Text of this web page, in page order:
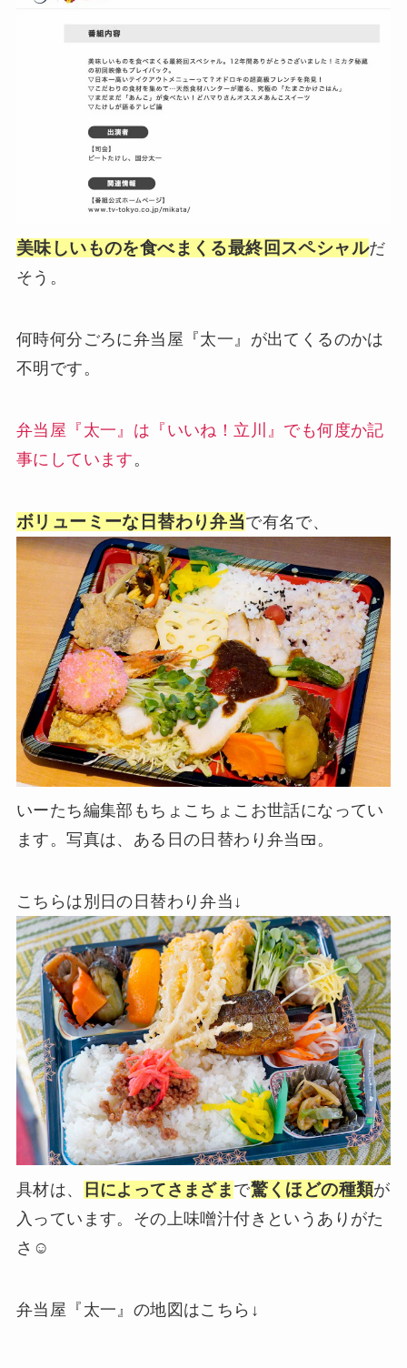
美味しいものを食べまくる最終回スペシャルだ
そう。
何時何分ごろに弁当屋『太一』が出てくるのかは
不明です。
弁当屋『太一』は『いいね！立川』でも何度か記
事にしています 。
ボリューミーな日替わり弁当で有名で、
いーたち編集部もちょこちょこお世話になってい
ます。写真は、ある日の日替わり弁当🍱。
こちらは別日の日替わり弁当↓
具材は、 日によってさまざま で驚くほどの種類が
入っています。その上味噌汁付きというありがた
さ☺️
弁当屋『太一』の地図はこちら↓